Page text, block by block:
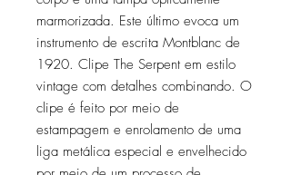
marmorizada. Este último evoca um
instrumento de escrita Montblanc de
1920. Clipe The Serpent em estilo
vintage com detalhes combinando. O
clipe é feito por meio de
estampagem e enrolamento de uma
liga metálica especial e envelhecido